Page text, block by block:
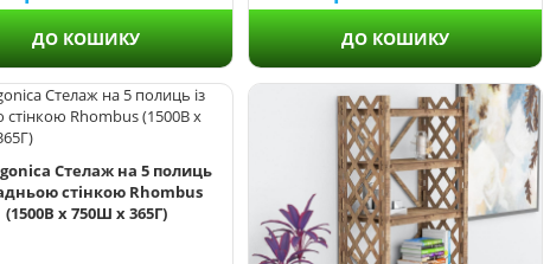
ДО КОШИКУ ДО КОШИКУ
Стелаж на 5 полиць
стінкою Rhombus
(1500В х 750Ш х 365Г)